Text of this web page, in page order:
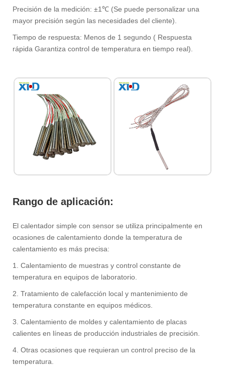
‌Precisión de la medición‌:‌ ±1℃ (‌Se puede personalizar una
mayor precisión según las necesidades del cliente)‌. ‌
‌Tiempo de respuesta‌:‌ Menos de 1 segundo (‌ Respuesta
rápida‌ Garantiza control de temperatura en tiempo real)‌.
Rango de aplicación‌:‌
El calentador simple con sensor se utiliza principalmente en
ocasiones de calentamiento donde la temperatura de
calentamiento es más precisa:
1. Calentamiento de muestras y control constante de
temperatura en equipos de laboratorio.
‌2. Tratamiento de calefacción local y mantenimiento de
temperatura constante en equipos médicos. ‌
3. Calentamiento de moldes y calentamiento de placas
calientes en líneas de producción industriales de precisión. ‌
4. Otras ocasiones que requieran un control preciso de la
temperatura.‌